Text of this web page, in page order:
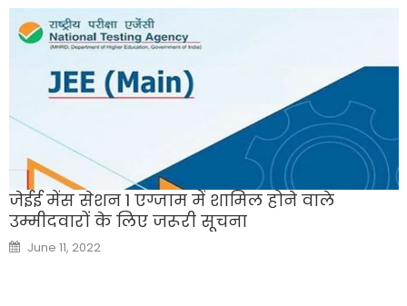
जेईई मेंस सेशन 1 एग्जाम में शामिल होने वाले
उम्मीदवारों के लिए जरूरी सूचना
Posted
on
June 11, 2022